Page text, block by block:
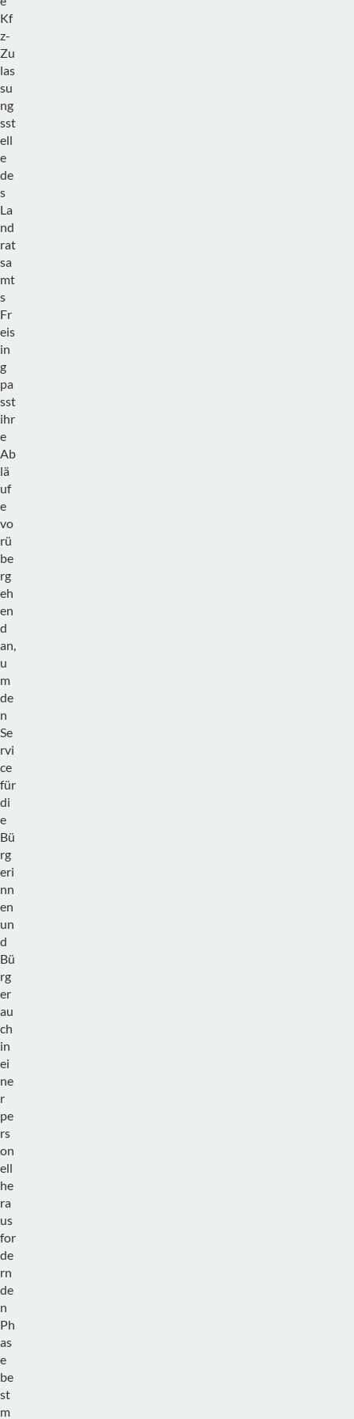
Kf
z-
Zu
las
su
ng
sst
ell
e
de
s
La
nd
rat
sa
mt
s
Fr
eis
in
g
pa
sst
ihr
e
Ab
lä
uf
e
vo
rü
be
rg
eh
en
d
an,
u
m
de
n
Se
rvi
ce
für
di
e
Bü
rg
eri
nn
en
un
d
Bü
rg
er
au
ch
in
ei
ne
r
pe
rs
on
ell
he
ra
us
for
de
rn
de
n
Ph
as
e
be
st
m